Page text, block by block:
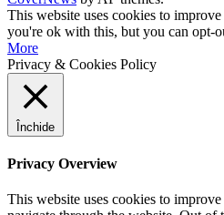
This website uses cookies to
you're ok with this, but you can opt-
More
Privacy & Cookies Policy
Închide
Privacy Overview
This website uses cookies to